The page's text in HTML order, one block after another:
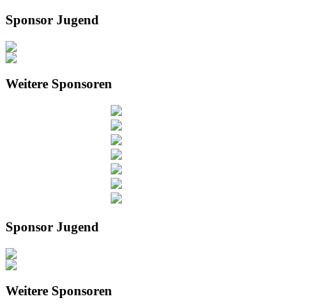
Sponsor Jugend
Weitere Sponsoren
Sponsor Jugend
Weitere Sponsoren